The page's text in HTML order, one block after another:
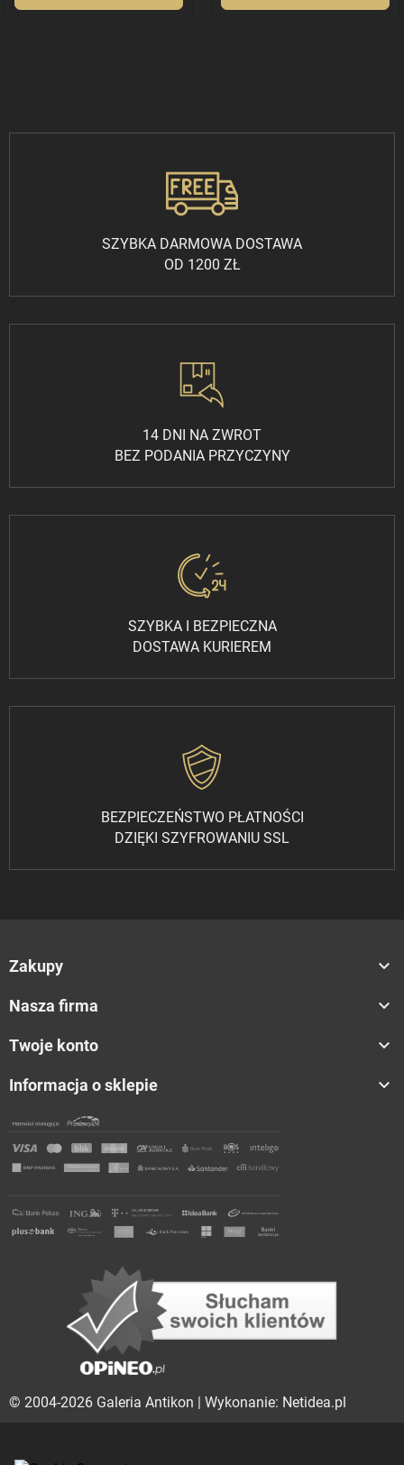
SZYBKA DARMOWA DOSTAWA
OD 1200 ZŁ
14 DNI NA ZWROT
BEZ PODANIA PRZYCZYNY
SZYBKA I BEZPIECZNA
DOSTAWA KURIEREM
BEZPIECZEŃSTWO PŁATNOŚCI
DZIĘKI SZYFROWANIU SSL
Zakupy 
Nasza firma 
Twoje konto 
Informacja o sklepie 
© 2004-2026 Galeria Antikon | Wykonanie: Netidea.pl